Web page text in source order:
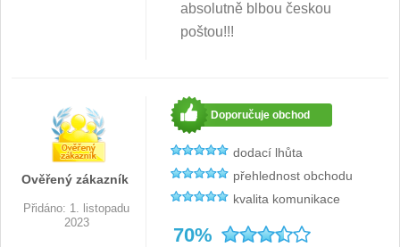
absolutně blbou českou
poštou!!!
Ověřený zákazník
Přidáno: 1. listopadu
2023
Doporučuje obchod
dodací lhůta
přehlednost obchodu
kvalita komunikace
70%